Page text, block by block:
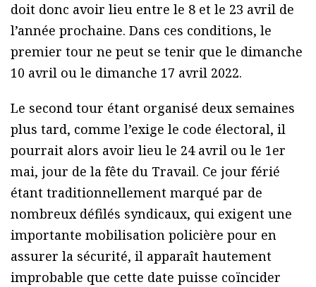
doit donc avoir lieu entre le 8 et le 23 avril de
l’année prochaine. Dans ces conditions, le
premier tour ne peut se tenir que le dimanche
10 avril ou le dimanche 17 avril 2022.
Le second tour étant organisé deux semaines
plus tard, comme l’exige le code électoral, il
pourrait alors avoir lieu le 24 avril ou le 1er
mai, jour de la fête du Travail. Ce jour férié
étant traditionnellement marqué par de
nombreux défilés syndicaux, qui exigent une
importante mobilisation policière pour en
assurer la sécurité, il apparaît hautement
improbable que cette date puisse coïncider